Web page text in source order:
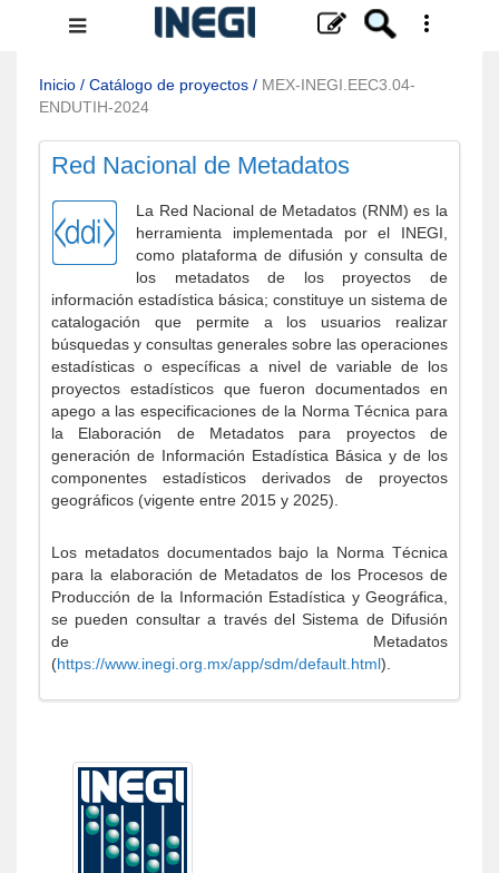
Menú
navegación
Inicio / Catálogo de proyectos / MEX-INEGI.EEC3.04-
ENDUTIH-2024
Red Nacional de Metadatos
La Red Nacional de Metadatos (RNM) es la
herramienta implementada por el INEGI,
como plataforma de difusión y consulta de
los metadatos de los proyectos de
información estadística básica; constituye un sistema de
catalogación que permite a los usuarios realizar
búsquedas y consultas generales sobre las operaciones
estadísticas o específicas a nivel de variable de los
proyectos estadísticos que fueron documentados en
apego a las especificaciones de la Norma Técnica para
la Elaboración de Metadatos para proyectos de
generación de Información Estadística Básica y de los
componentes estadísticos derivados de proyectos
geográficos (vigente entre 2015 y 2025).
Los metadatos documentados bajo la Norma Técnica
para la elaboración de Metadatos de los Procesos de
Producción de la Información Estadística y Geográfica,
se pueden consultar a través del Sistema de Difusión
de Metadatos
(https://www.inegi.org.mx/app/sdm/default.html).